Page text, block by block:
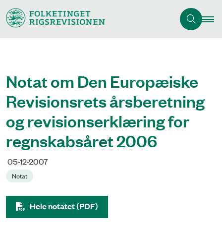
Notat om Den Europæiske
Revisionsrets årsberetning
og revisionserklæring for
regnskabsåret 2006
05-12-2007
Notat
Hele notatet (PDF)